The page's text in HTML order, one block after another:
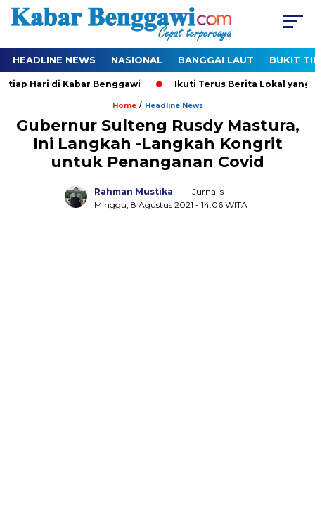
HEADLINE NEWS NASIONAL BANGGAI LAUT BUKIT
Hari di Kabar Benggawi Ikuti Terus Berita Lokal yang
Home/ Headline News
Gubernur Sulteng Rusdy Mastura,
Ini Langkah -Langkah Kongrit
untuk Penanganan Covid
Rahman Mustika
- Jurnalis
Minggu, 8 Agustus 2021 - 14:06 WITA